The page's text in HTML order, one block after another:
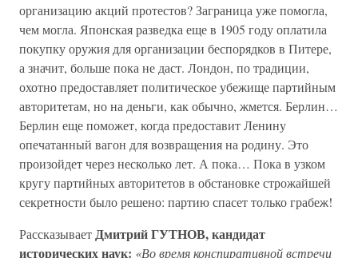
организацию акций протестов? Заграница уже помогла,
чем могла. Японская разведка еще в 1905 году оплатила
покупку оружия для организации беспорядков в Питере,
а значит, больше пока не даст. Лондон, по традиции,
охотно предоставляет политическое убежище партийным
авторитетам, но на деньги, как обычно, жмется. Берлин…
Берлин еще поможет, когда предоставит Ленину
опечатанный вагон для возвращения на родину. Это
произойдет через несколько лет. А пока… Пока в узком
кругу партийных авторитетов в обстановке строжайшей
секретности было решено: партию спасет только грабеж!
РассказываетДмитрий ГУТНОВ, кандидат
исторических наук: «Во время конспиративной встречи